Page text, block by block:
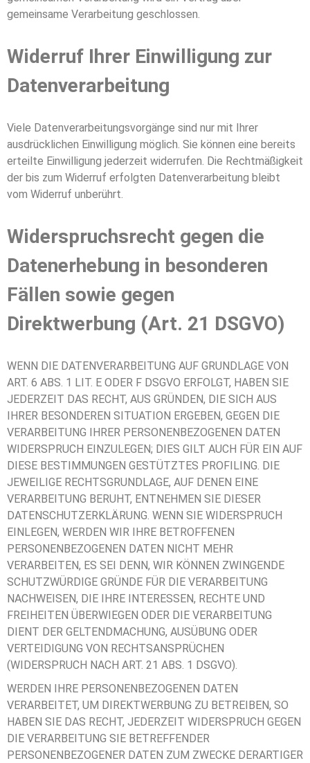
gemeinsame Verarbeitung geschlossen.
Widerruf Ihrer Einwilligung zur
Datenverarbeitung
Viele Datenverarbeitungsvorgänge sind nur mit Ihrer
ausdrücklichen Einwilligung möglich. Sie können eine bereits
erteilte Einwilligung jederzeit widerrufen. Die Rechtmäßigkeit
der bis zum Widerruf erfolgten Datenverarbeitung bleibt
vom Widerruf unberührt.
Widerspruchsrecht gegen die
Datenerhebung in besonderen
Fällen sowie gegen
Direktwerbung (Art. 21 DSGVO)
WENN DIE DATENVERARBEITUNG AUF GRUNDLAGE VON
ART. 6 ABS. 1 LIT. E ODER F DSGVO ERFOLGT, HABEN SIE
JEDERZEIT DAS RECHT, AUS GRÜNDEN, DIE SICH AUS
IHRER BESONDEREN SITUATION ERGEBEN, GEGEN DIE
VERARBEITUNG IHRER PERSONENBEZOGENEN DATEN
WIDERSPRUCH EINZULEGEN; DIES GILT AUCH FÜR EIN AUF
DIESE BESTIMMUNGEN GESTÜTZTES PROFILING. DIE
JEWEILIGE RECHTSGRUNDLAGE, AUF DENEN EINE
VERARBEITUNG BERUHT, ENTNEHMEN SIE DIESER
DATENSCHUTZERKLÄRUNG. WENN SIE WIDERSPRUCH
EINLEGEN, WERDEN WIR IHRE BETROFFENEN
PERSONENBEZOGENEN DATEN NICHT MEHR
VERARBEITEN, ES SEI DENN, WIR KÖNNEN ZWINGENDE
SCHUTZWÜRDIGE GRÜNDE FÜR DIE VERARBEITUNG
NACHWEISEN, DIE IHRE INTERESSEN, RECHTE UND
FREIHEITEN ÜBERWIEGEN ODER DIE VERARBEITUNG
DIENT DER GELTENDMACHUNG, AUSÜBUNG ODER
VERTEIDIGUNG VON RECHTSANSPRÜCHEN
(WIDERSPRUCH NACH ART. 21 ABS. 1 DSGVO).
WERDEN IHRE PERSONENBEZOGENEN DATEN
VERARBEITET, UM DIREKTWERBUNG ZU BETREIBEN, SO
HABEN SIE DAS RECHT, JEDERZEIT WIDERSPRUCH GEGEN
DIE VERARBEITUNG SIE BETREFFENDER
PERSONENBEZOGENER DATEN ZUM ZWECKE DERARTIGER